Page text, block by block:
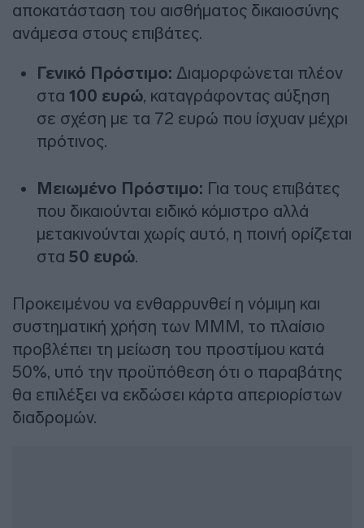
αποκατάσταση του αισθήματος δικαιοσύνης
ανάμεσα στους επιβάτες.
Γενικό Πρόστιμο: Διαμορφώνεται πλέον
στα 100 ευρώ, καταγράφοντας αύξηση
σε σχέση με τα 72 ευρώ που ίσχυαν μέχρι
πρότινος.
Μειωμένο Πρόστιμο: Για τους επιβάτες
που δικαιούνται ειδικό κόμιστρο αλλά
μετακινούνται χωρίς αυτό, η ποινή ορίζεται
στα 50 ευρώ.
Προκειμένου να ενθαρρυνθεί η νόμιμη και
συστηματική χρήση των ΜΜΜ, το πλαίσιο
προβλέπει τη μείωση του προστίμου κατά
50%, υπό την προϋπόθεση ότι ο παραβάτης
θα επιλέξει να εκδώσει κάρτα απεριορίστων
διαδρομών.